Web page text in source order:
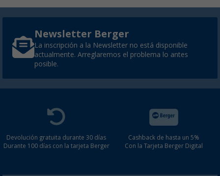
Newsletter Berger
La inscripción a la Newsletter no está disponible
actualmente. Arreglaremos el problema lo antes
posible.
Devolución gratuita durante 30 días
Durante 100 días con la tarjeta Berger
Cashback de hasta un 5%
Con la Tarjeta Berger Digital